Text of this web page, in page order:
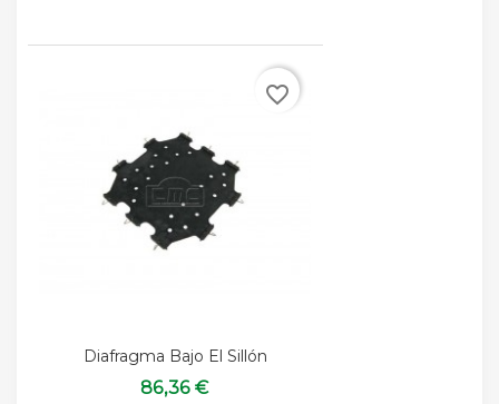
Diafragma Bajo El Sillón
86,36 €
favorite_border